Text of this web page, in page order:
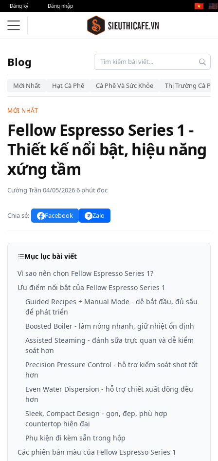
Đăng ký Đăng nhập 🇻🇳 🇺🇸
Blog
Mới Nhất Hạt Cà Phê Cà Phê Và Sức Khỏe Thị Trường Cà Phê
MỚI NHẤT
Fellow Espresso Series 1 -
Thiết kế nổi bật, hiệu năng
xứng tầm
Cường Trần·04/05/2026·6 phút đọc
Chia sẻ: Facebook Zalo
Mục lục bài viết
Vì sao nên chọn Fellow Espresso Series 1?
Ưu điểm nổi bật của Fellow Espresso Series 1
Guided Recipes + Manual Mode - dễ bắt đầu, đủ sâu
để phát triển
Boosted Boiler - làm nóng nhanh, giữ nhiệt ổn định
Assisted Steaming - đánh sữa trực quan và dễ kiểm
soát hơn
Precision Pressure Control - hỗ trợ kiểm soát shot tốt
hơn
Even Water Dispersion - hỗ trợ chiết xuất đồng đều
hơn
Sleek, Compact Design - gọn, đẹp, phù hợp
countertop hiện đại
Phụ kiện đi kèm sẵn trong hộp
Các phiên bản màu của Fellow Espresso Series 1